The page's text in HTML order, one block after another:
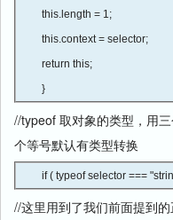
this.length = 1;
this.context = selector;
return this;
//typeof 取对象的类型，用
个等号默认有类型转换
//这里用到了我们前面提到